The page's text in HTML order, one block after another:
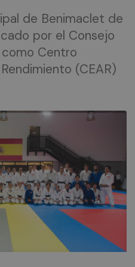
de Benimaclet de
por el Consejo
Centro
(CEAR)